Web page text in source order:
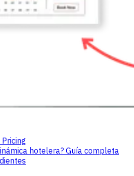
hotelera? Guía completa